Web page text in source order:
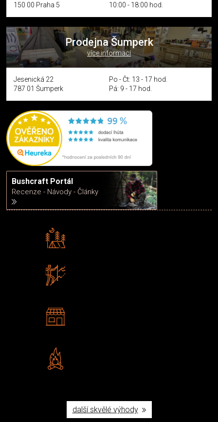
150 00 Praha 5
10:00 - 18:00 hod.
Prodejna Šumperk
více informací
Jesenická 22
787 01 Šumperk
Po - Čt: 13 - 17 hod.
Pá: 9 - 17 hod.
Bushcraft Portál
Recenze - Návody - Články
další skvělé výhody